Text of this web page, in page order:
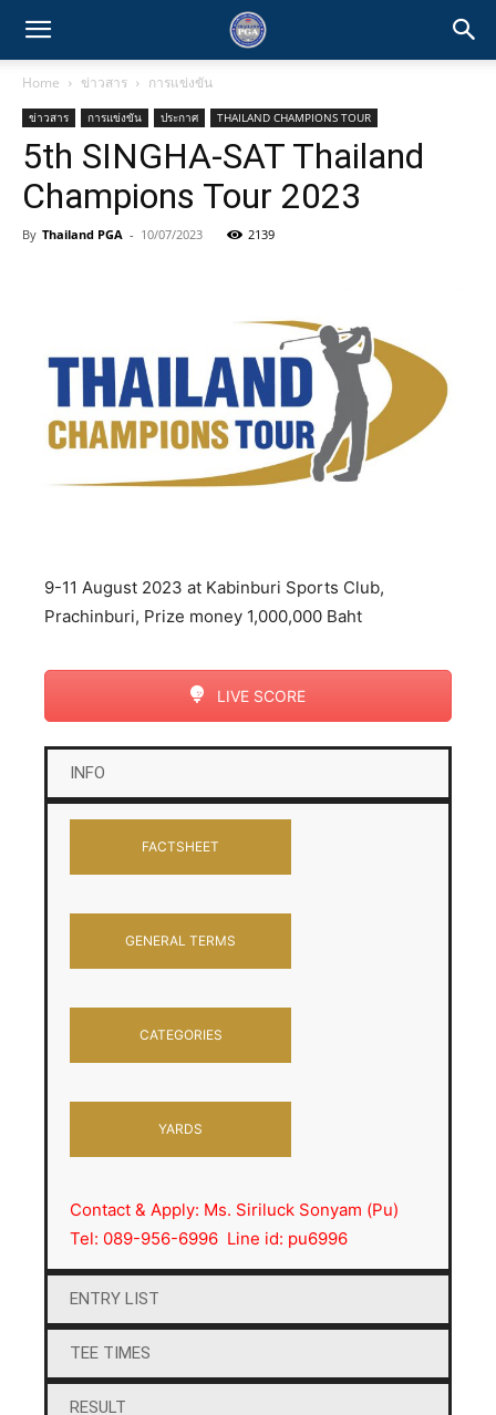
Home ข่าวสาร การแข่งขัน
ข่าวสาร การแข่งขัน ประกาศ THAILAND CHAMPIONS TOUR
5th SINGHA-SAT Thailand
Champions Tour 2023
By Thailand PGA - 10/07/2023 2139
9-11 August 2023 at Kabinburi Sports Club,
Prachinburi, Prize money 1,000,000 Baht
LIVE SCORE
INFO
FACTSHEET
GENERAL TERMS
CATEGORIES
YARDS
Contact & Apply: Ms. Siriluck Sonyam (Pu)
Tel: 089-956-6996 Line id: pu6996
ENTRY LIST
TEE TIMES
RESULT